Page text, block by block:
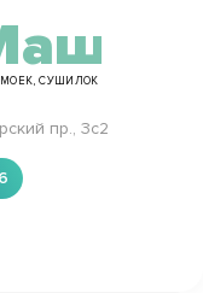
СУШИЛОК
пр., 3с2